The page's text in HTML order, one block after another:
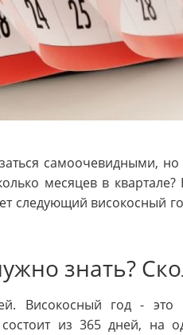
самоочевидными,
месяцев в
следующий високосный
знать?
Високосный год -
из 365 дней, на